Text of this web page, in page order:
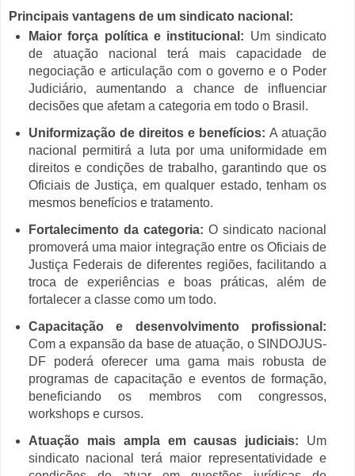
Principais vantagens de um sindicato nacional:
Maior força política e institucional: Um sindicato
de atuação nacional terá mais capacidade de
negociação e articulação com o governo e o Poder
Judiciário, aumentando a chance de influenciar
decisões que afetam a categoria em todo o Brasil.
Uniformização de direitos e benefícios:A atuação
nacional permitirá a luta por uma uniformidade em
direitos e condições de trabalho, garantindo que os
Oficiais de Justiça, em qualquer estado, tenham os
mesmos benefícios e tratamento.
Fortalecimento da categoria: O sindicato nacional
promoverá uma maior integração entre os Oficiais de
Justiça Federais de diferentes regiões, facilitando a
troca de experiências e boas práticas, além de
fortalecer a classe como um todo.
Capacitação e desenvolvimento profissional:
Com a expansão da base de atuação, o SINDOJUS-
DF poderá oferecer uma gama mais robusta de
programas de capacitação e eventos de formação,
beneficiando os membros com congressos,
workshops e cursos.
Atuação mais ampla em causas judiciais: Um
sindicato nacional terá maior representatividade e